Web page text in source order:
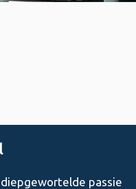
passie